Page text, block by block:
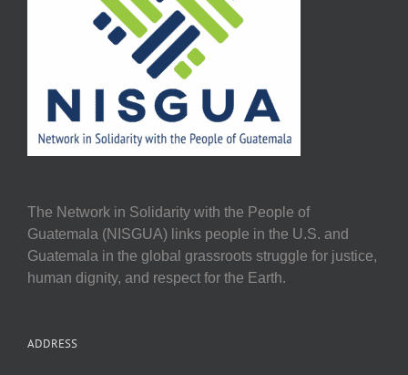
The Network in Solidarity with the People of
Guatemala (NISGUA) links people in the U.S. and
Guatemala in the global grassroots struggle for justice,
human dignity, and respect for the Earth.
ADDRESS